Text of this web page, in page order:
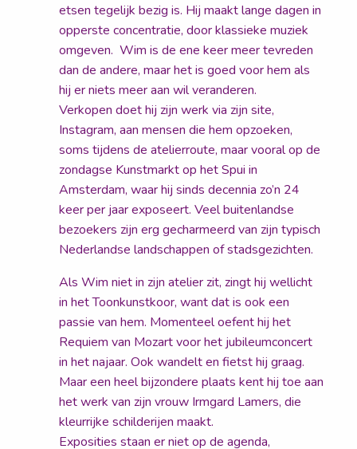
etsen tegelijk bezig is. Hij maakt lange dagen in
opperste concentratie, door klassieke muziek
omgeven. Wim is de ene keer meer tevreden
dan de andere, maar het is goed voor hem als
hij er niets meer aan wil veranderen.
Verkopen doet hij zijn werk via zijn site,
Instagram, aan mensen die hem opzoeken,
soms tijdens de atelierroute, maar vooral op de
zondagse Kunstmarkt op het Spui in
Amsterdam, waar hij sinds decennia zo’n 24
keer per jaar exposeert. Veel buitenlandse
bezoekers zijn erg gecharmeerd van zijn typisch
Nederlandse landschappen of stadsgezichten.
Als Wim niet in zijn atelier zit, zingt hij wellicht
in het Toonkunstkoor, want dat is ook een
passie van hem. Momenteel oefent hij het
Requiem van Mozart voor het jubileumconcert
in het najaar. Ook wandelt en fietst hij graag.
Maar een heel bijzondere plaats kent hij toe aan
het werk van zijn vrouw Irmgard Lamers, die
kleurrijke schilderijen maakt.
Exposities staan er niet op de agenda,